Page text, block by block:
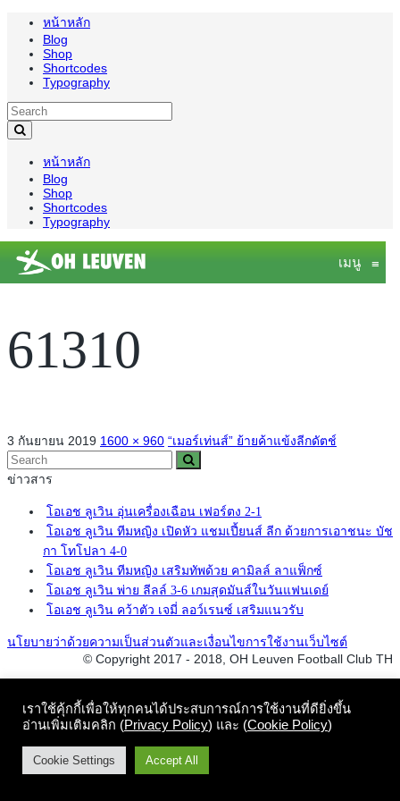
หน้าหลัก
Blog
Shop
Shortcodes
Typography
หน้าหลัก
Blog
Shop
Shortcodes
Typography
เมนู ≡
61310
3 กันยายน 2019 1600 × 960 “เมอร์เท่นส์” ย้ายค้าแข้งลีกดัตช์
ข่าวสาร
โอเอช ลูเวิน อุ่นเครื่องเฉือน เฟอร์ตง 2-1
โอเอช ลูเวิน ทีมหญิง เปิดหัว แชมเปี้ยนส์ ลีก ด้วยการเอาชนะ บัช
กา โทโปลา 4-0
โอเอช ลูเวิน ทีมหญิง เสริมทัพด้วย คามิลล์ ลาแฟ็กซ์
โอเอช ลูเวิน พ่าย ลีลล์ 3-6 เกมสุดมันส์ในวันแฟนเดย์
โอเอช ลูเวิน คว้าตัว เจมี่ ลอว์เรนซ์ เสริมแนวรับ
นโยบายว่าด้วยความเป็นส่วนตัวและเงื่อนไขการใช้งานเว็บไซต์
© Copyright 2017 - 2018, OH Leuven Football Club TH
เราใช้คุ้กกี้เพื่อให้ทุกคนได้ประสบการณ์การใช้งานที่ดียิ่งขึ้น
อ่านเพิ่มเติมคลิก (Privacy Policy) และ (Cookie Policy)
Cookie Settings Accept All